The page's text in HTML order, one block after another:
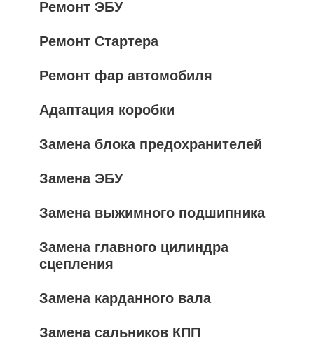
Ремонт ЭБУ
Ремонт Стартера
Ремонт фар автомобиля
Адаптация коробки
Замена блока предохранителей
Замена ЭБУ
Замена выжимного подшипника
Замена главного цилиндра
сцепления
Замена карданного вала
Замена сальников КПП